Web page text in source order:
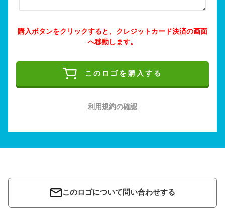
購入ボタンをクリックすると、クレジットカード決済の画面
へ移動します。
このロゴを購入する
利用規約の確認
このロゴについて問い合わせする